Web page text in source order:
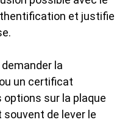
et justifie
la
un certificat
options sur la plaque
de lever le